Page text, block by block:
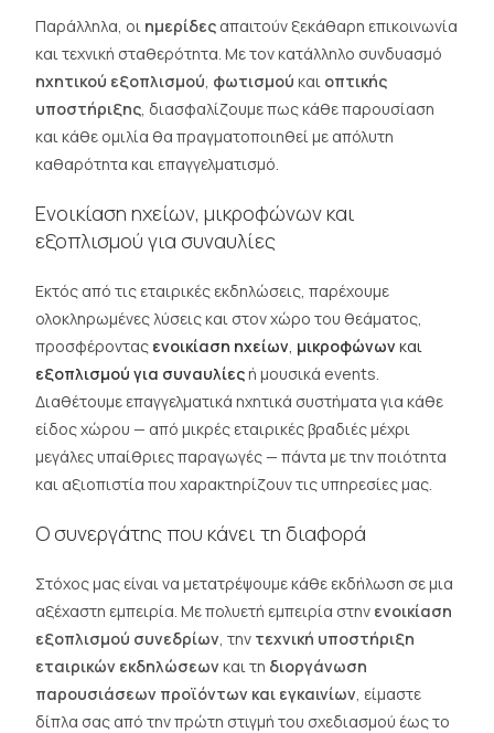
Παράλληλα, οι ημερίδες απαιτούν ξεκάθαρη επικοινωνία
και τεχνική σταθερότητα. Με τον κατάλληλο συνδυασμό
ηχητικού εξοπλισμού, φωτισμού και οπτικής
υποστήριξης, διασφαλίζουμε πως κάθε παρουσίαση
και κάθε ομιλία θα πραγματοποιηθεί με απόλυτη
καθαρότητα και επαγγελματισμό.
Ενοικίαση ηχείων, μικροφώνων και
εξοπλισμού για συναυλίες
Εκτός από τις εταιρικές εκδηλώσεις, παρέχουμε
ολοκληρωμένες λύσεις και στον χώρο του θεάματος,
προσφέροντας ενοικίαση ηχείων, μικροφώνων και
εξοπλισμού για συναυλίεςή μουσικά events.
Διαθέτουμε επαγγελματικά ηχητικά συστήματα για κάθε
είδος χώρου — από μικρές εταιρικές βραδιές μέχρι
μεγάλες υπαίθριες παραγωγές — πάντα με την ποιότητα
και αξιοπιστία που χαρακτηρίζουν τις υπηρεσίες μας.
Ο συνεργάτης που κάνει τη διαφορά
Στόχος μας είναι να μετατρέψουμε κάθε εκδήλωση σε μια
αξέχαστη εμπειρία. Με πολυετή εμπειρία στην ενοικίαση
εξοπλισμού συνεδρίων, την τεχνική υποστήριξη
εταιρικών εκδηλώσεων και τη διοργάνωση
παρουσιάσεων προϊόντων και εγκαινίων, είμαστε
δίπλα σας από την πρώτη στιγμή του σχεδιασμού έως το